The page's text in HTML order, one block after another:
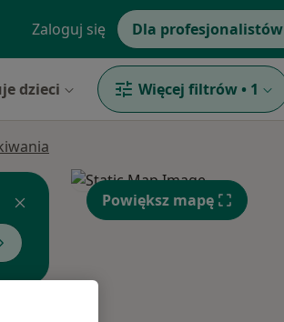
Zaloguj się Dla profesjonalistów
dzieci Więcej filtrów • 1
Powiększ mapę